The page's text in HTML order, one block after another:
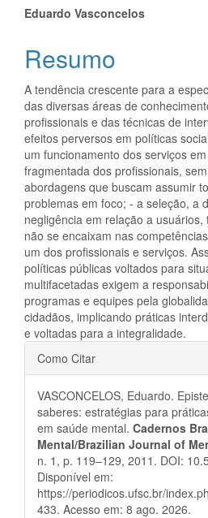
Conteúdo
do
artigo
principal
Eduardo Vasconcelos
Resumo
A tendência crescente para a
das diversas áreas de
profissionais e das técnicas de
efeitos perversos em políticas
um funcionamento dos serviços
fragmentada dos profissionais,
abordagens que buscam assumir
problemas em foco; - a seleção, a
negligência em relação a
não se encaixam nas
um dos profissionais e serviços.
políticas públicas voltados para
multifacetadas exigem a
programas e equipes pela
cidadãos, implicando práticas
e voltadas para a integralidade.
Detalhes
do
artigo
Como Citar
VASCONCELOS, Eduardo.
saberes: estratégias para
em saúde mental. Cadernos
Mental/Brazilian Journal of
n. 1, p. 119–129, 2011. DOI:
Disponível em:
https://periodicos.ufsc.br/
433. Acesso em: 8 ago. 2026.